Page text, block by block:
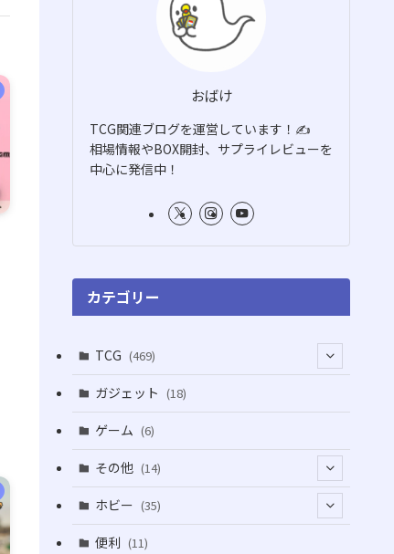
おばけ
TCG関連ブログを運営しています！✍️
相場情報やBOX開封、サプライレビューを
中心に発信中！
カテゴリー
TCG (469)
(16)
(1)
(12)
ガジェット (18)
ゲーム (6)
その他 (14)
(1)
ホビー (35)
便利 (11)